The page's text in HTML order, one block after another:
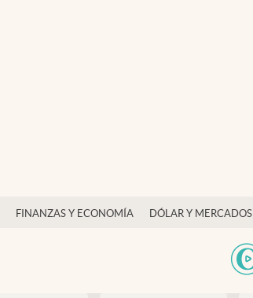
FINANZAS Y ECONOMÍA DÓLAR Y MERCADOS